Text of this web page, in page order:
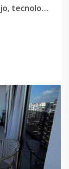
📍 Bella Vista | Santo Domingo ✨ Lujo, tecnología y confort en un solo lugar. Descubre este espectacular apartamento completamente amueblado, diseñado para quienes valoran la exclusividad, la amplitud y cada detalle.